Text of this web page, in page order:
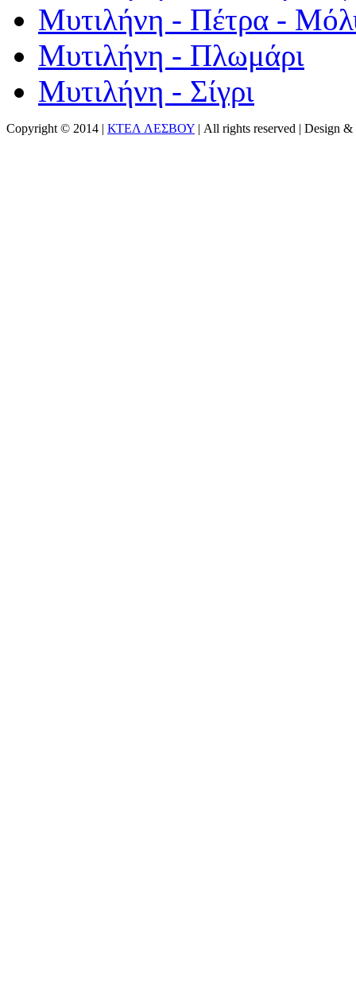
Μυτιλήνη - Πέτρα -
Μυτιλήνη - Πλωμάρι
Μυτιλήνη - Σίγρι
Copyright © 2014 | ΚΤΕΛ ΛΕΣΒΟΥ | All rights reserved | Design &